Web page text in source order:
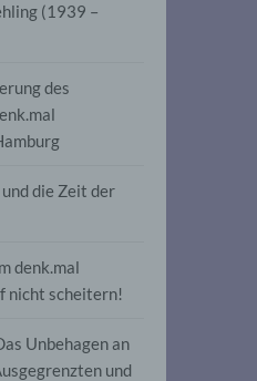
(1939 –
des
die Zeit der
denk.mal
nicht scheitern!
Unbehagen an
und